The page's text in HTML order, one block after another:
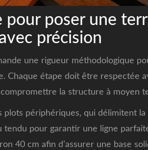
poser une
précision
une rigueur méthodologique
Chaque étape doit être respectée
la structure à moyen
plots périphériques, qui délimitent la
tendu pour garantir une ligne
40 cm afin d’assurer une base